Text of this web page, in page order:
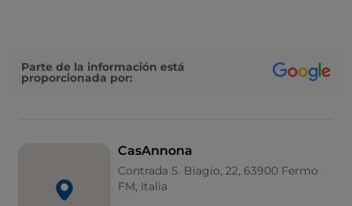
Parte de la información está
proporcionada por:
CasAnnona
Contrada S. Biagio, 22, 63900 Fermo
FM, Italia